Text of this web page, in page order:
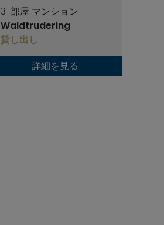
3-部屋 マンション
Waldtrudering
貸し出し
詳細を見る